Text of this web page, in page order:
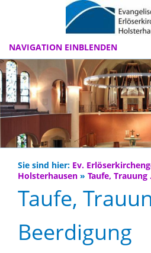
NAVIGATION EINBLENDEN
Sie sind hier: Ev.
Holsterhausen » Taufe, Trauung
Taufe,
Beerdigung